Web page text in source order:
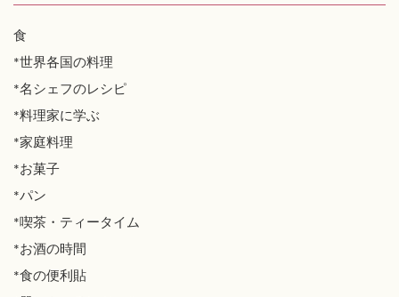
食
*世界各国の料理
*名シェフのレシピ
*料理家に学ぶ
*家庭料理
*お菓子
*パン
*喫茶・ティータイム
*お酒の時間
*食の便利貼